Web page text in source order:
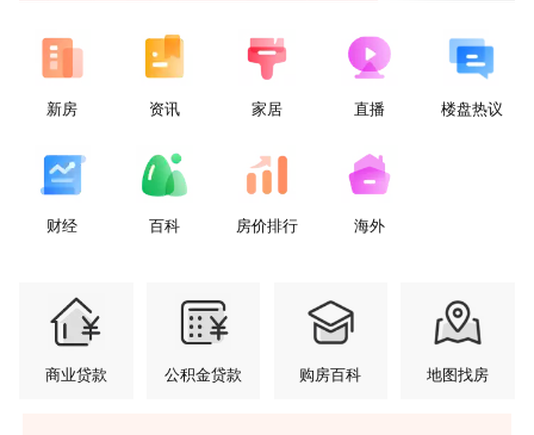
新房 资讯 家居 直播 楼盘热议
财经 百科 房价排行 海外
商业贷款 公积金贷款 购房百科 地图找房